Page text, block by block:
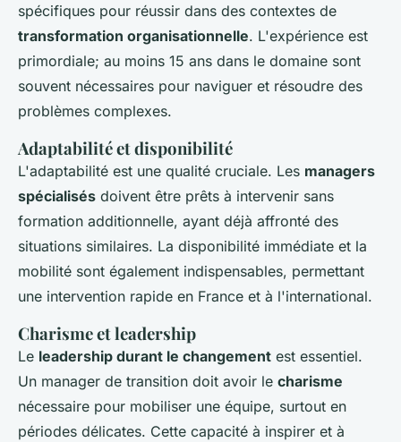
spécifiques pour réussir dans des contextes de
transformation organisationnelle. L'expérience est
primordiale; au moins 15 ans dans le domaine sont
souvent nécessaires pour naviguer et résoudre des
problèmes complexes.
Adaptabilité et disponibilité
L'adaptabilité est une qualité cruciale. Les managers
spécialisés doivent être prêts à intervenir sans
formation additionnelle, ayant déjà affronté des
situations similaires. La disponibilité immédiate et la
mobilité sont également indispensables, permettant
une intervention rapide en France et à l'international.
Charisme et leadership
Le leadership durant le changement est essentiel.
Un manager de transition doit avoir le charisme
nécessaire pour mobiliser une équipe, surtout en
périodes délicates. Cette capacité à inspirer et à